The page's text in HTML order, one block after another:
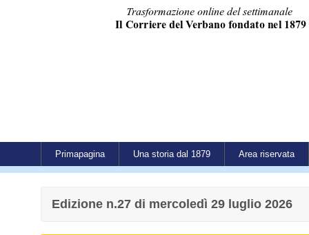
Primapagina Una storia dal 1879 Area riservata
Edizione n.27 di mercoledì 29 luglio 2026